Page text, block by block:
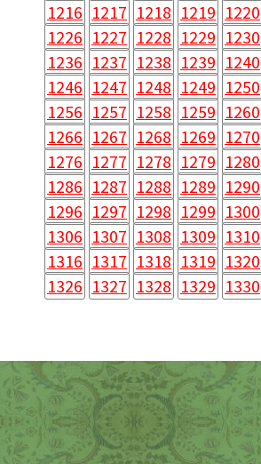
1216 1217 1218 1219 1220
1226 1227 1228 1229 1230
1236 1237 1238 1239 1240
1246 1247 1248 1249 1250
1256 1257 1258 1259 1260
1266 1267 1268 1269 1270
1276 1277 1278 1279 1280
1286 1287 1288 1289 1290
1296 1297 1298 1299 1300
1306 1307 1308 1309 1310
1316 1317 1318 1319 1320
1326 1327 1328 1329 1330